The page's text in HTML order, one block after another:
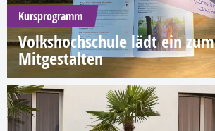
Kursprogramm
Volkshochschule lädt ein zum
Mitgestalten